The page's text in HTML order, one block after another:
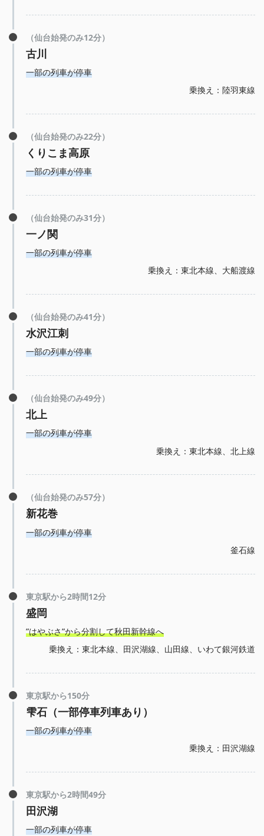
（仙台始発のみ12分）
古川
一部の列車が停車
乗換え：陸羽東線
（仙台始発のみ22分）
くりこま高原
一部の列車が停車
（仙台始発のみ31分）
一ノ関
一部の列車が停車
乗換え：東北本線、大船渡線
（仙台始発のみ41分）
水沢江刺
一部の列車が停車
（仙台始発のみ49分）
北上
一部の列車が停車
乗換え：東北本線、北上線
（仙台始発のみ57分）
新花巻
一部の列車が停車
釜石線
東京駅から2時間12分
盛岡
”はやぶさ”から分割して秋田新幹線へ
乗換え：東北本線、田沢湖線、山田線、いわて銀河鉄道
東京駅から150分
雫石（一部停車列車あり）
一部の列車が停車
乗換え：田沢湖線
東京駅から2時間49分
田沢湖
一部の列車が停車